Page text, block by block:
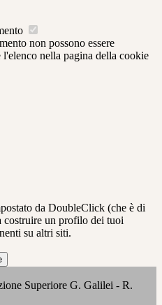
non possono essere
nella pagina della cookie
da DoubleClick (che è di
costruire un profilo dei tuoi
su altri siti.
Superiore G. Galilei - R.